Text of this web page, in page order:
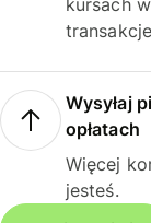
kursach
Wysyłaj
opłatach
Więcej
jesteś.